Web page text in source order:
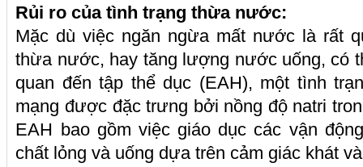
Rủi ro của tình trạng thừa nước:
Mặc dù việc ngăn ngừa mất nước là rất
thừa nước, hay tăng lượng nước uống, có
quan đến tập thể dục (EAH), một tình
mạng được đặc trưng bởi nồng độ natri
EAH bao gồm việc giáo dục các vận
chất lỏng và uống dựa trên cảm giác khát